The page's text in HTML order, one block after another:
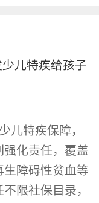
儿特疾给孩子
儿特疾保障，
化责任，覆盖
生障碍性贫血等
限社保目录，